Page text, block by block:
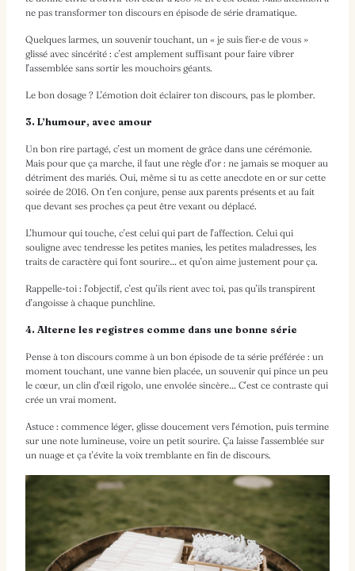
ne pas transformer ton discours en épisode de série dramatique.
Quelques larmes, un souvenir touchant, un « je suis fier·e de vous »
glissé avec sincérité : c’est amplement suffisant pour faire vibrer
l’assemblée sans sortir les mouchoirs géants.
Le bon dosage ? L’émotion doit éclairer ton discours, pas le plomber.
3. L’humour, avec amour
Un bon rire partagé, c’est un moment de grâce dans une cérémonie.
Mais pour que ça marche, il faut une règle d’or : ne jamais se moquer au
détriment des mariés. Oui, même si tu as cette anecdote en or sur cette
soirée de 2016. On t’en conjure, pense aux parents présents et au fait
que devant ses proches ça peut être vexant ou déplacé.
L’humour qui touche, c’est celui qui part de l’affection. Celui qui
souligne avec tendresse les petites manies, les petites maladresses, les
traits de caractère qui font sourire… et qu’on aime justement pour ça.
Rappelle-toi : l’objectif, c’est qu’ils rient avec toi, pas qu’ils transpirent
d’angoisse à chaque punchline.
4. Alterne les registres comme dans une bonne série
Pense à ton discours comme à un bon épisode de ta série préférée : un
moment touchant, une vanne bien placée, un souvenir qui pince un peu
le cœur, un clin d’œil rigolo, une envolée sincère… C’est ce contraste qui
crée un vrai moment.
Astuce : commence léger, glisse doucement vers l’émotion, puis termine
sur une note lumineuse, voire un petit sourire. Ça laisse l’assemblée sur
un nuage et ça t’évite la voix tremblante en fin de discours.